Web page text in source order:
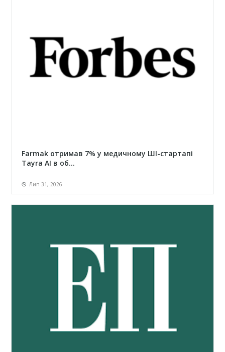
Farmak отримав 7% у медичному ШІ-стартапі
Tayra AI в об...
Лип 31, 2026